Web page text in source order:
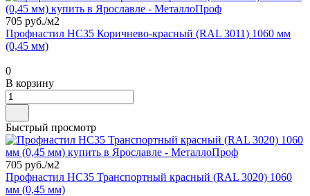
705 руб./м2
Профнастил НС35 Коричнево-красный (RAL 3011) 1060 мм
(0,45 мм)
0
В корзину
Быстрый просмотр
705 руб./м2
Профнастил НС35 Транспортный красный (RAL 3020) 1060
мм (0,45 мм)